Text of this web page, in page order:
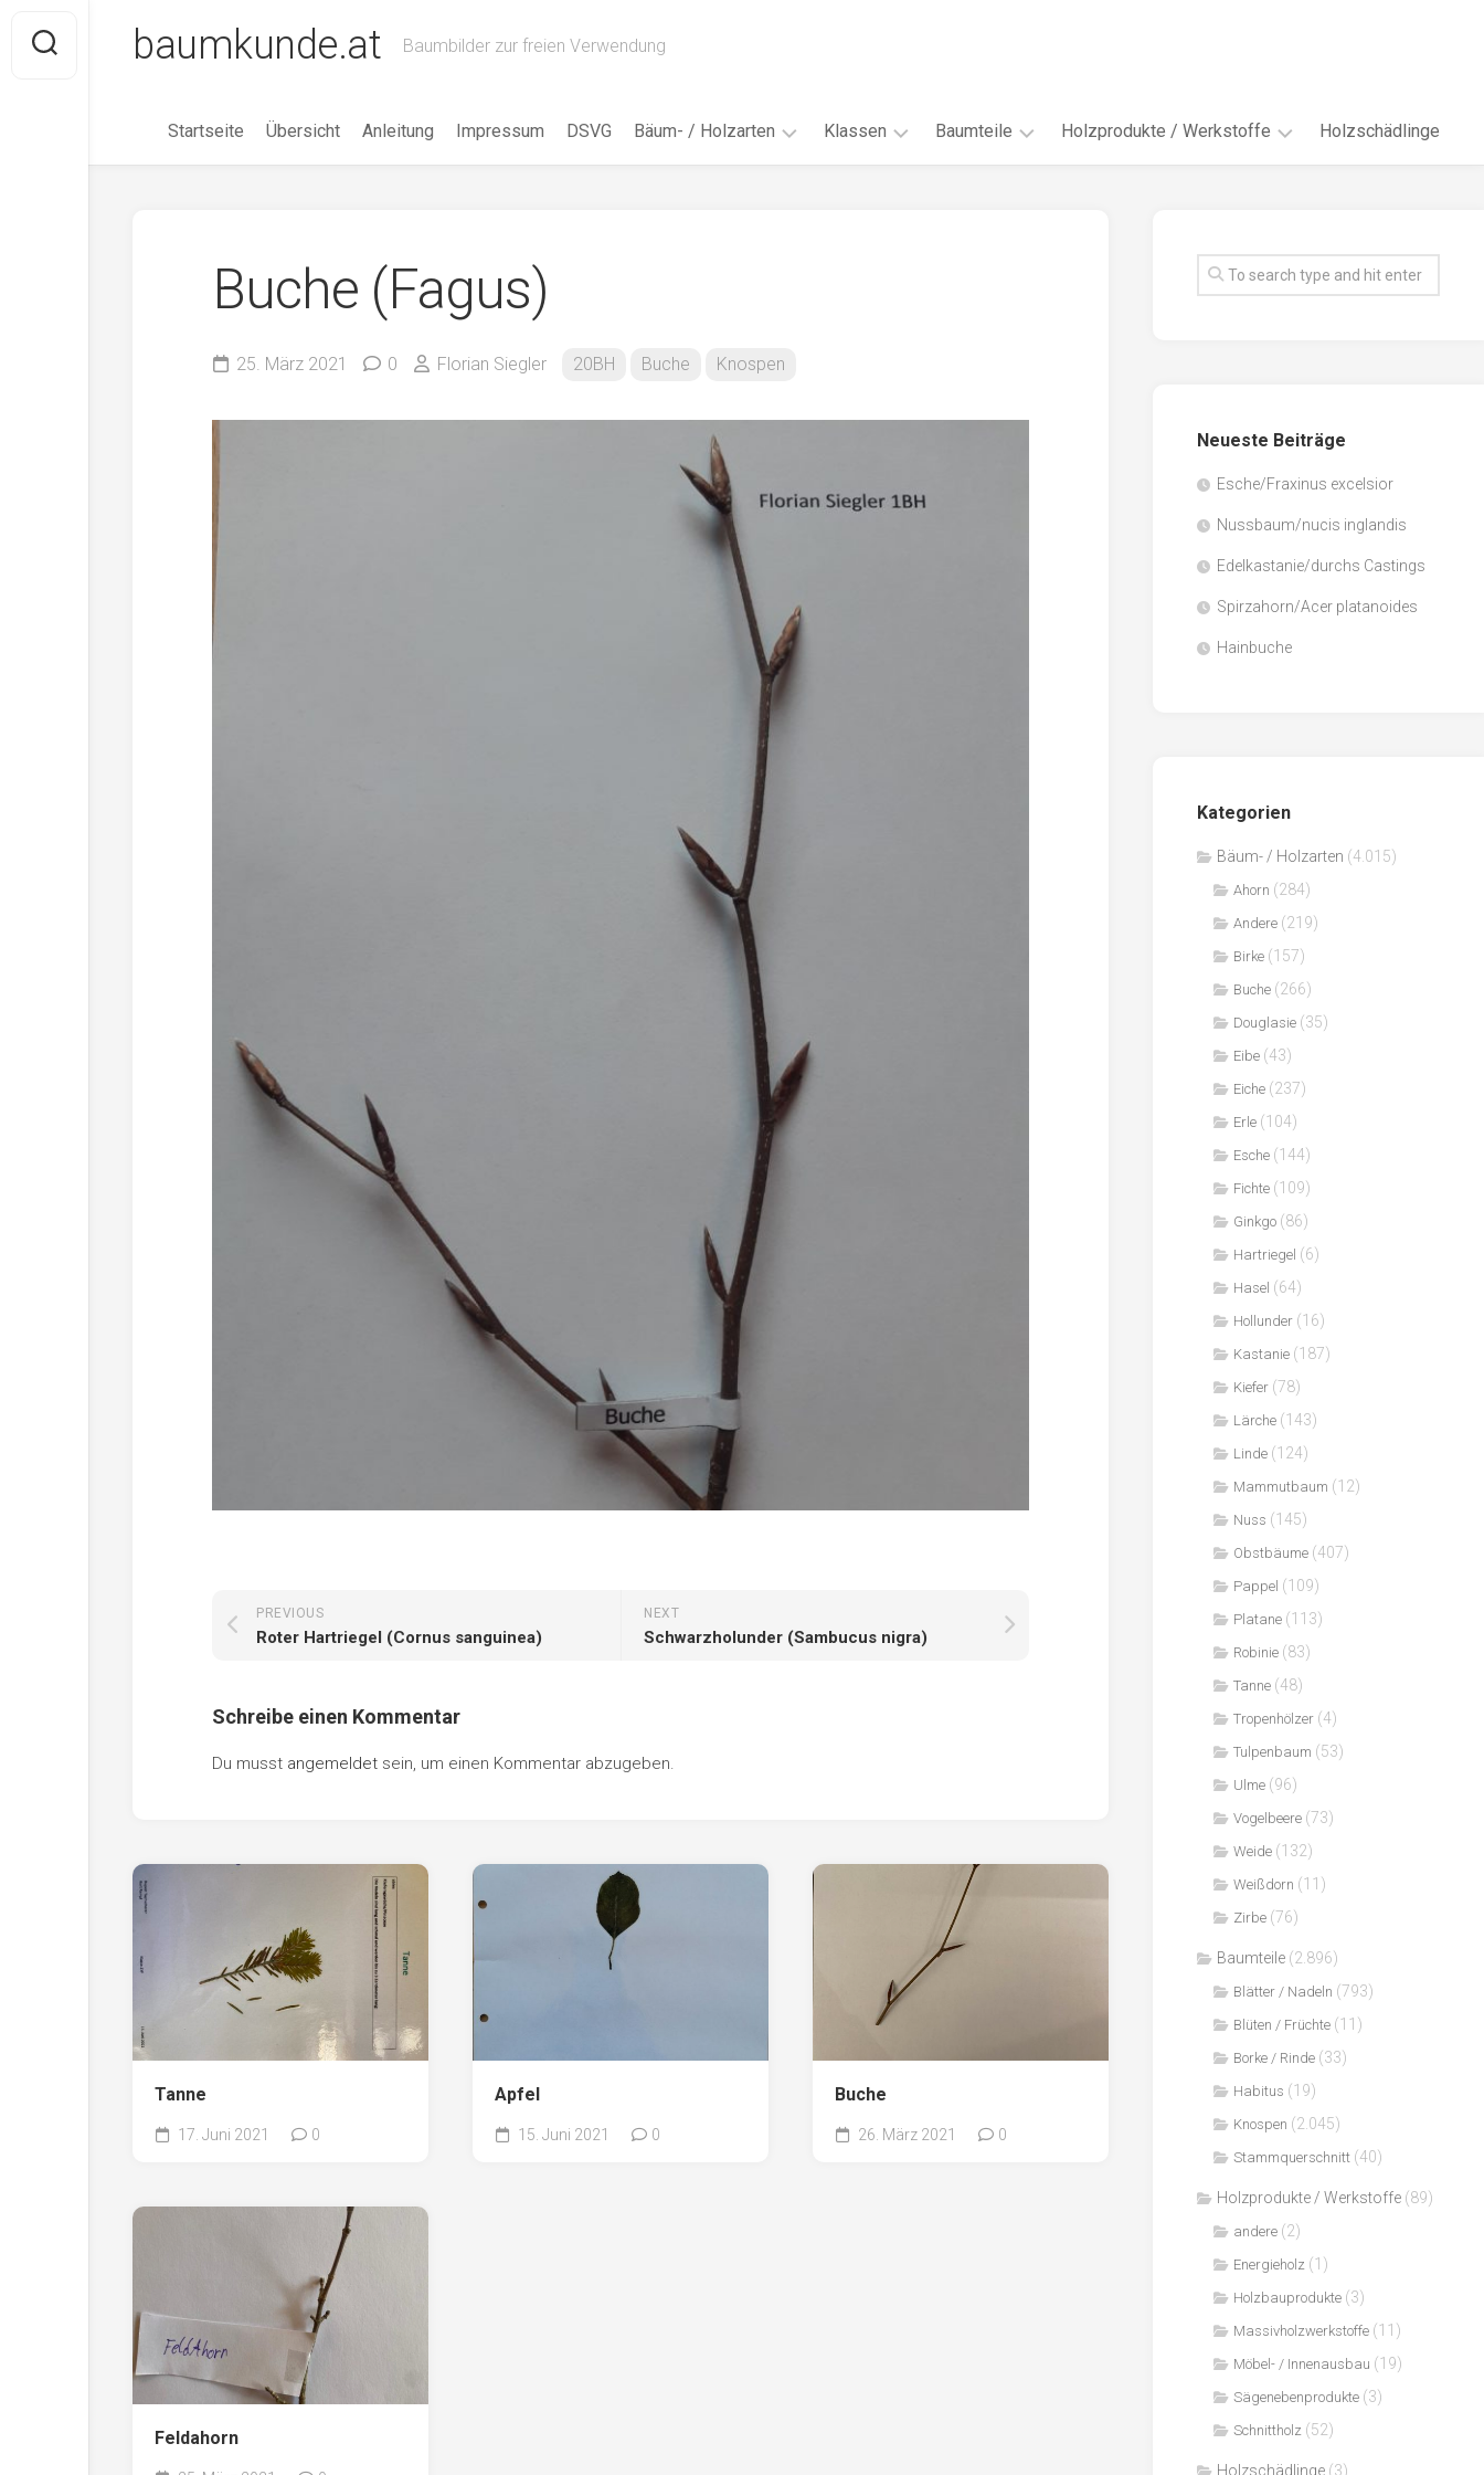
content
baumkunde.at Baumbilder zur freien Verwendung
Startseite Übersicht Anleitung Impressum DSVG Bäum- / Holzarten
Eibe
Eiche
Lärche
Mammutbaum
Weißdorn
Klassen
18AH
19AF
Baumteile Holzprodukte / Werkstoffe
Faserwerkstoffe
Sägenebenprodukte
Holzschädlinge
Buche (Fagus)
25. März 2021 0 Florian Siegler 20BH Buche Knospen
NEXT
Schwarzholunder (Sambucus nigra)
PREVIOUS
Roter Hartriegel (Cornus sanguinea)
Schreibe einen Kommentar
Du musst angemeldet sein, um einen Kommentar abzugeben.
Tanne
17. Juni 2021 0
Apfel
15. Juni 2021 0
Buche
26. März 2021 0
Feldahorn
Neueste Beiträge
Esche/Fraxinus excelsior
Nussbaum/nucis inglandis
Edelkastanie/durchs Castings
Spirzahorn/Acer platanoides
Hainbuche
Kategorien
Bäum- / Holzarten (4.015)
Ahorn (284)
Andere (219)
Birke (157)
Buche (266)
Douglasie (35)
Eibe (43)
Eiche (237)
Erle (104)
Esche (144)
Fichte (109)
Ginkgo (86)
Hartriegel (6)
Hasel (64)
Hollunder (16)
Kastanie (187)
Kiefer (78)
Lärche (143)
Linde (124)
Mammutbaum (12)
Nuss (145)
Obstbäume (407)
Pappel (109)
Platane (113)
Robinie (83)
Tanne (48)
Tropenhölzer (4)
Tulpenbaum (53)
Ulme (96)
Vogelbeere (73)
Weide (132)
Weißdorn (11)
Zirbe (76)
Baumteile (2.896)
Blätter / Nadeln (793)
Blüten / Früchte (11)
Borke / Rinde (33)
Habitus (19)
Knospen (2.045)
Stammquerschnitt (40)
Holzprodukte / Werkstoffe (89)
andere (2)
Energieholz (1)
Holzbauprodukte (3)
Massivholzwerkstoffe (11)
Möbel- / Innenausbau (19)
Sägenebenprodukte (3)
Schnittholz (52)
Holzschädlinge (3)